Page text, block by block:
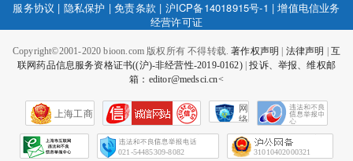
服务协议 | 隐私保护 |免责条款 | 沪ICP备14018915号-1 |增值电信业务
经营许可证
Copyright©2001-2020 bioon.com 版权所有 不得转载.著作权声明 法律声明
互
联网药品信息服务资格证书((沪)-非经营性-2019-0162)|投诉、举报、维权邮
箱：editor@medsci.cn<
上海工商
网
络
会
征
021-54485309-8082 31010402000321